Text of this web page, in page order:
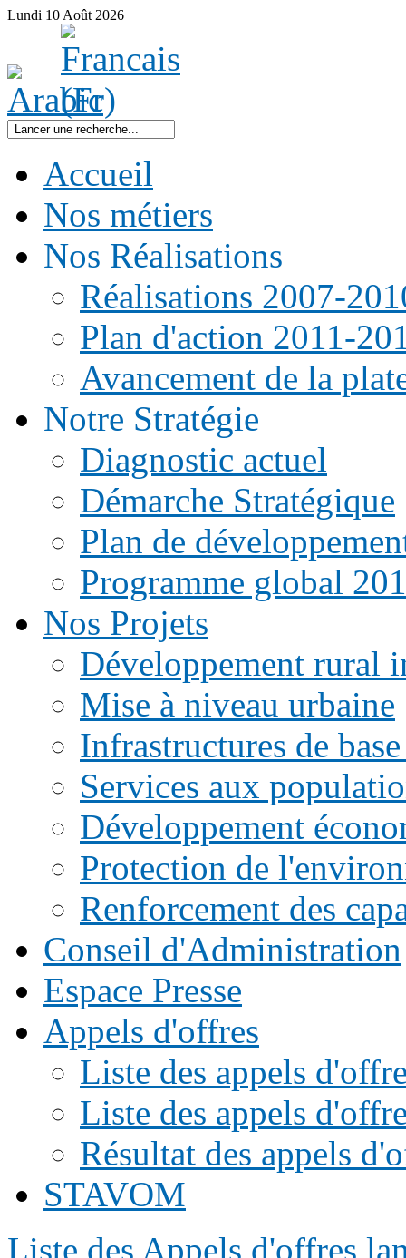
Lundi 10 Août 2026
Accueil
Nos métiers
Nos Réalisations
Réalisations 2007-
Plan d'action 2011-
Avancement de la
Notre Stratégie
Diagnostic actuel
Démarche Stratégique
Plan de
Programme global
Nos Projets
Développement rural
Mise à niveau urbaine
Infrastructures de
Services aux
Développement
Protection de
Renforcement des
Conseil d'Administration
Espace Presse
Appels d'offres
Liste des appels
Liste des appels
Résultat des appels
STAVOM
Liste des Appels d'offres